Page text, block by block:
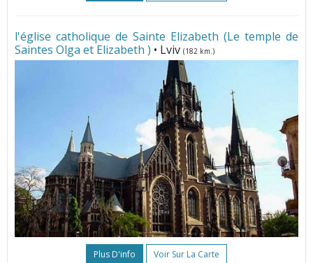
l'église catholique de Sainte Elizabeth (Le temple de
Saintes Olga et Elizabeth ) • Lviv (182 km.)
Plus D'info Voir Sur La Carte